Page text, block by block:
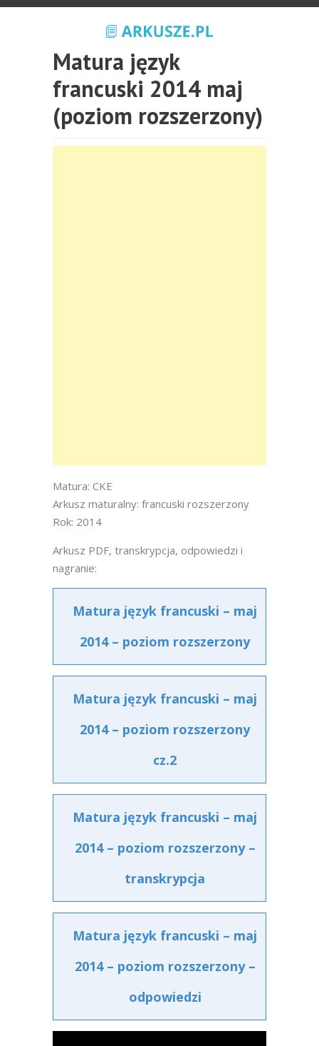
Matura język
francuski 2014 maj
(poziom rozszerzony)
Matura: CKE
Arkusz maturalny: francuski rozszerzony
Rok: 2014
Arkusz PDF, transkrypcja, odpowiedzi i
nagranie:
Matura język francuski – maj
2014 – poziom rozszerzony
Matura język francuski – maj
2014 – poziom rozszerzony
cz.2
Matura język francuski – maj
2014 – poziom rozszerzony –
transkrypcja
Matura język francuski – maj
2014 – poziom rozszerzony –
odpowiedzi